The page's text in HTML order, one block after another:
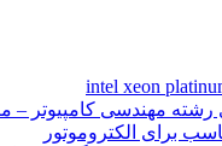
رشته مهندسی کامپیوتر –
برای الکتروموتور